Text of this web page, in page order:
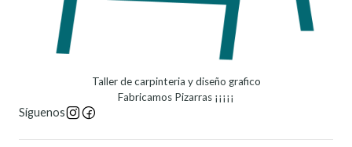
Taller de carpinteria y diseño grafico
Fabricamos Pizarras ¡¡¡¡¡
Síguenos